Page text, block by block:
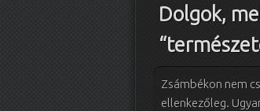
Dolgok,
Zsámbékon nem
ellenkezőleg.